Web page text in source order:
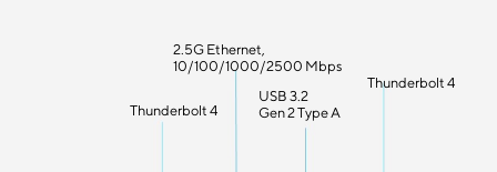
Thunderbolt 4
2.5G Ethernet,
10/100/1000/2500 Mbps
USB 3.2
Gen 2 Type A
Thunderbolt 4